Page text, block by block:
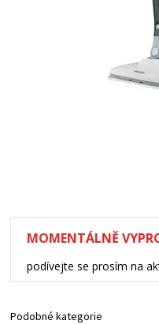
MOMENTÁLNĚ
podívejte se prosím na
Podobné kategorie